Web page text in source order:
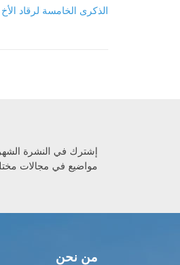
الذكرى الخامسة لرقاد الأخ
إشترك في النشرة
مواضيع في مجالات
من نحن